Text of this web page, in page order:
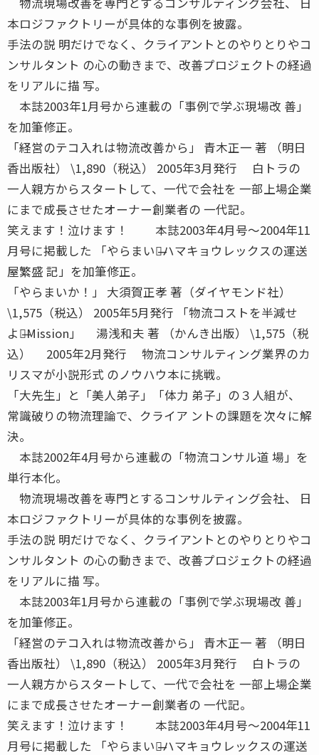
本ロジファクトリーが具体的な事例を披露。
手法の説 明だけでなく、クライアントとのやりとりやコ
ンサルタント の心の動きまで、改善プロジェクトの経過
をリアルに描 写。
本誌2003年1月号から連載の「事例で学ぶ現場改 善」
を加筆修正。
「経営のテコ入れは物流改善から」 青木正一 著 （明日
香出版社） \1,890（税込） 2005年3月発行 白トラの
一人親方からスタートして、一代で会社を 一部上場企業
にまで成長させたオーナー創業者の 一代記。
笑えます！泣けます！ 本誌2003年4月号〜2004年11
月号に掲載した 「やらまいか̶̶ハマキョウレックスの運送
屋繁盛 記」を加筆修正。
「やらまいか！」 大須賀正孝 著（ダイヤモンド社）
\1,575（税込） 2005年5月発行 「物流コストを半減せ
よ！̶Mission」 湯浅和夫 著 （かんき出版） \1,575（税
込） 2005年2月発行 物流コンサルティング業界のカ
リスマが小説形式 のノウハウ本に挑戦。
「大先生」と「美人弟子」「体力 弟子」の３人組が、
常識破りの物流理論で、クライア ントの課題を次々に解
決。
本誌2002年4月号から連載の「物流コンサル道 場」を
単行本化。
物流現場改善を専門とするコンサルティング会社、 日
本ロジファクトリーが具体的な事例を披露。
手法の説 明だけでなく、クライアントとのやりとりやコ
ンサルタント の心の動きまで、改善プロジェクトの経過
をリアルに描 写。
本誌2003年1月号から連載の「事例で学ぶ現場改 善」
を加筆修正。
「経営のテコ入れは物流改善から」 青木正一 著 （明日
香出版社） \1,890（税込） 2005年3月発行 白トラの
一人親方からスタートして、一代で会社を 一部上場企業
にまで成長させたオーナー創業者の 一代記。
笑えます！泣けます！ 本誌2003年4月号〜2004年11
月号に掲載した 「やらまいか̶̶ハマキョウレックスの運送